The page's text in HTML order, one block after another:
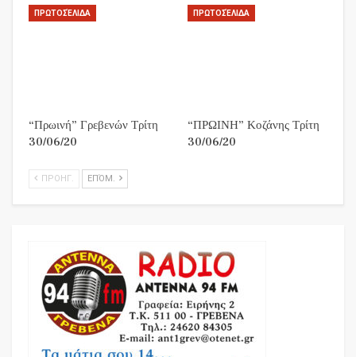
ΠΡΩΤΟΣΈΛΙΔΑ
“Πρωινή” Γρεβενών Τρίτη
30/06/20
ΠΡΩΤΟΣΈΛΙΔΑ
“ΠΡΩΙΝΗ” Κοζάνης Τρίτη
30/06/20
ΠΡΟΗΓ. ΕΠΌΜ.